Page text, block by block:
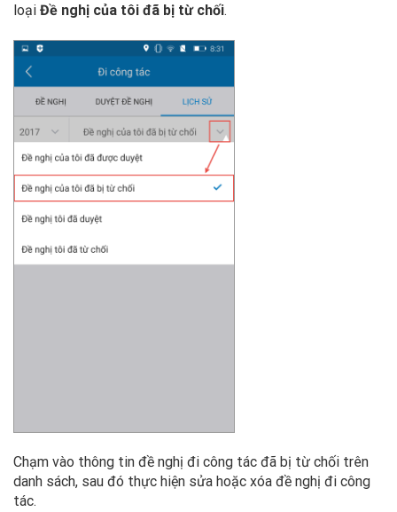
loại Đề nghị của tôi đã bị từ chối.
Chạm vào thông tin đề nghị đi công tác đã bị từ chối trên
danh sách, sau đó thực hiện sửa hoặc xóa đề nghị đi công
tác.